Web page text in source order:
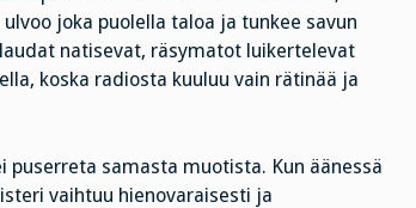
joka puolella taloa ja tunkee savun
natisevat, räsymatot luikertelevat
koska radiosta kuuluu vain rätinää ja
samasta muotista. Kun äänessä
vaihtuu hienovaraisesti ja